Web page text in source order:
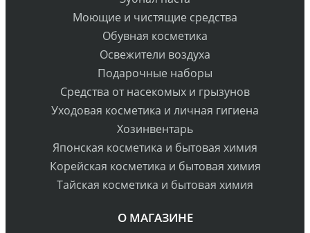
Моющие и чистящие средства
Обувная косметика
Освежители воздуха
Подарочные наборы
Средства от насекомых и грызунов
Уходовая косметика и личная гигиена
Хозинвентарь
Японская косметика и бытовая химия
Корейская косметика и бытовая химия
Тайская косметика и бытовая химия
О МАГАЗИНЕ